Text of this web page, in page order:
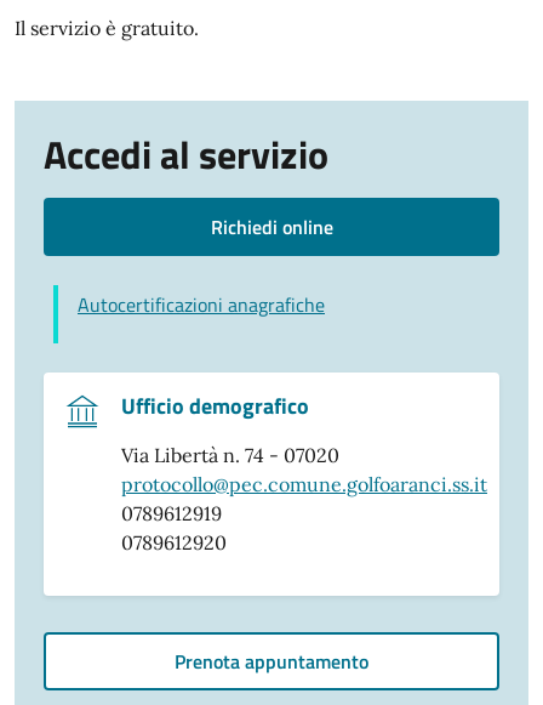
Il servizio è gratuito.
Accedi al servizio
Richiedi online
Autocertificazioni anagrafiche
Ufficio demografico
Via Libertà n. 74 - 07020
protocollo@pec.comune.golfoaranci.ss.it
0789612919
0789612920
Prenota appuntamento